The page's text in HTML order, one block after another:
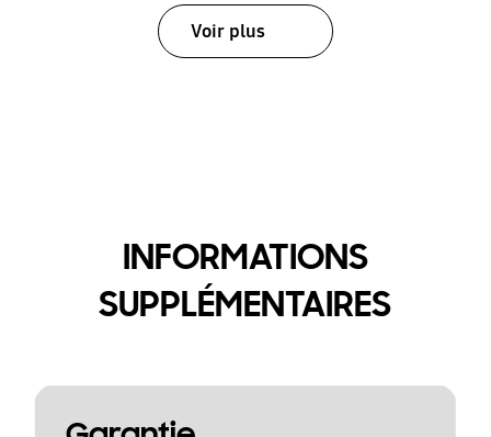
Voir plus
INFORMATIONS
SUPPLÉMENTAIRES